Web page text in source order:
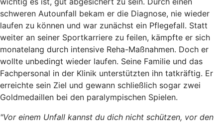
schweren Autounfall bekam er die Diagnose, nie wieder
laufen zu können und war zunächst ein Pflegefall. Statt
weiter an seiner Sportkarriere zu feilen, kämpfte er sich
monatelang durch intensive Reha-Maßnahmen. Doch er
wollte unbedingt wieder laufen. Seine Familie und das
Fachpersonal in der Klinik unterstützten ihn tatkräftig. Er
erreichte sein Ziel und gewann schließlich sogar zwei
Goldmedaillen bei den paralympischen Spielen.
"Vor einem Unfall kannst du dich nicht schützen, vor den